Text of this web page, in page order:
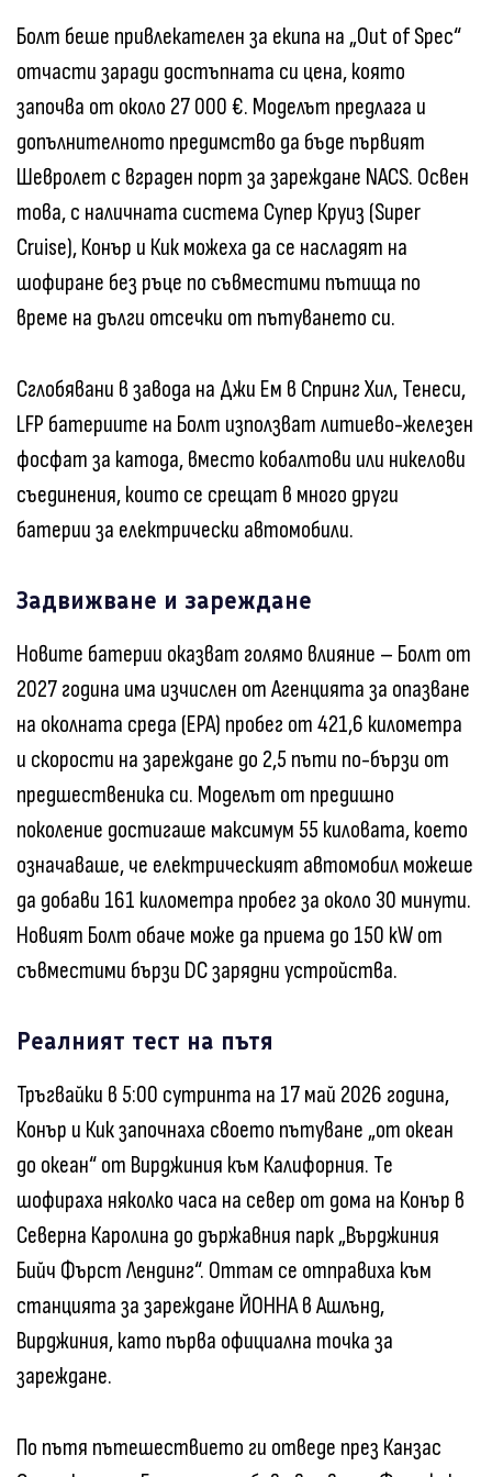
Болт беше привлекателен за екипа на „Out of Spec“
отчасти заради достъпната си цена, която
започва от около 27 000 €. Моделът предлага и
допълнителното предимство да бъде първият
Шевролет с вграден порт за зареждане NACS. Освен
това, с наличната система Супер Круиз (Super
Cruise), Конър и Кик можеха да се насладят на
шофиране без ръце по съвместими пътища по
време на дълги отсечки от пътуването си.
Сглобявани в завода на Джи Ем в Спринг Хил, Тенеси,
LFP батериите на Болт използват литиево-железен
фосфат за катода, вместо кобалтови или никелови
съединения, които се срещат в много други
батерии за електрически автомобили.
Задвижване и зареждане
Новите батерии оказват голямо влияние – Болт от
2027 година има изчислен от Агенцията за опазване
на околната среда (EPA) пробег от 421,6 километра
и скорости на зареждане до 2,5 пъти по-бързи от
предшественика си. Моделът от предишно
поколение достигаше максимум 55 киловата, което
означаваше, че електрическият автомобил можеше
да добави 161 километра пробег за около 30 минути.
Новият Болт обаче може да приема до 150 kW от
съвместими бързи DC зарядни устройства.
Реалният тест на пътя
Тръгвайки в 5:00 сутринта на 17 май 2026 година,
Конър и Кик започнаха своето пътуване „от океан
до океан“ от Вирджиния към Калифорния. Те
шофираха няколко часа на север от дома на Конър в
Северна Каролина до държавния парк „Върджиния
Бийч Фърст Лендинг“. Оттам се отправиха към
станцията за зареждане ЙОННА в Ашлънд,
Вирджиния, като първа официална точка за
зареждане.
По пътя пътешествието ги отведе през Канзас